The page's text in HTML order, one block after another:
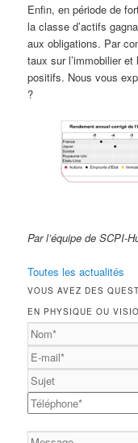
Enfin, en période de
la classe d’actifs
aux obligations. Par
taux sur l’immobilier
positifs. Nous vous
?
Par l’équipe de SCPI-
Toutes les actualités
VOUS AVEZ DES
EN PHYSIQUE OU